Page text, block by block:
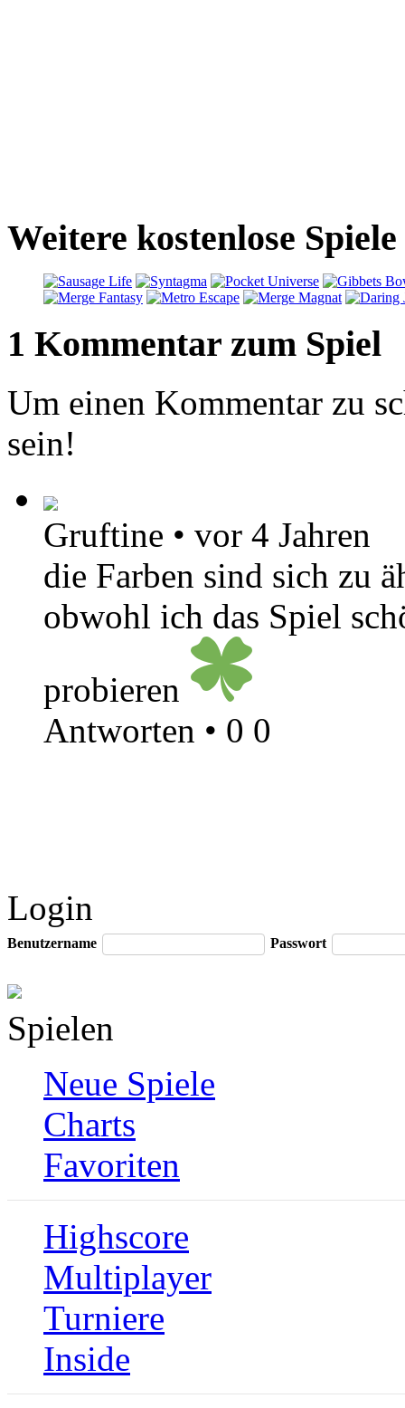
Weitere kostenlose
1 Kommentar zum Spiel
Um einen Kommentar zu
sein!
Gruftine • vor 4 Jahren
die Farben sind sich zu
obwohl ich das Spiel
probieren
Antworten • 0 0
Login
Benutzername Passwort
Spielen
Neue Spiele
Charts
Favoriten
Highscore
Multiplayer
Turniere
Inside